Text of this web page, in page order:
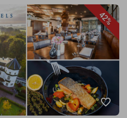
42%
favorite_border